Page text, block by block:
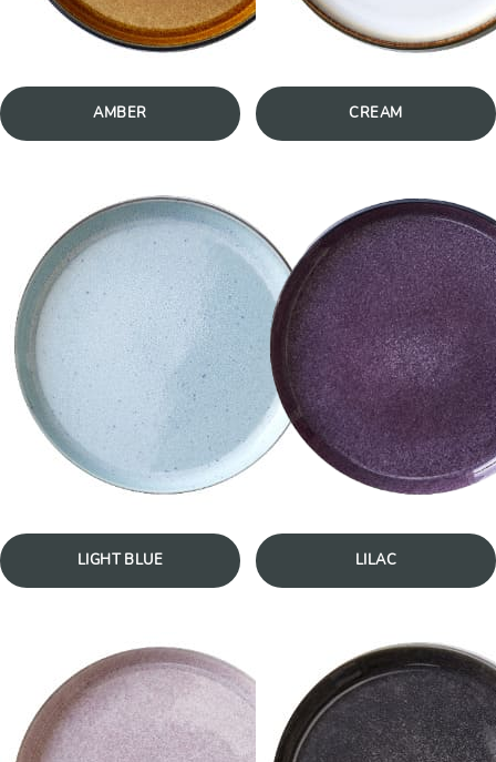
AMBER CREAM
LIGHT BLUE LILAC